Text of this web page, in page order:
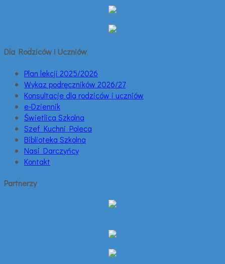
Dla Rodziców i Uczniów
Plan lekcji 2025/2026
Wykaz podręczników 2026/27
Konsultacje dla rodziców i uczniów
e-Dziennik
Świetlica Szkolna
Szef Kuchni Poleca
Biblioteka Szkolna
Nasi Darczyńcy
Kontakt
Partnerzy